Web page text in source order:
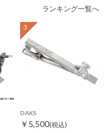
ランキング一覧へ
3
DAKS
￥5,500(税込)